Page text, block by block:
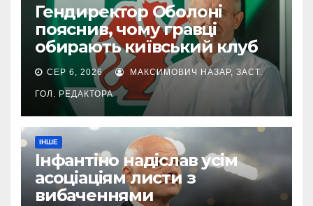
Гендиректор Оболоні
пояснив, чому гравці
обирають київський клуб
СЕР 6, 2026 МАКСИМОВИЧ НАЗАР, ЗАСТ.
ГОЛ. РЕДАКТОРА
ІНШЕ
Інфантіно надіслав усім
асоціаціям листи з
вибаченнями